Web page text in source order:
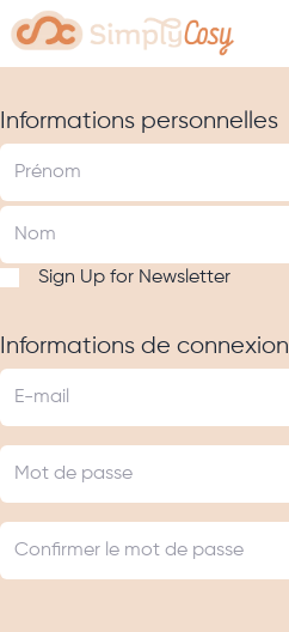
Skip to Content
Informations personnelles
Sign Up for Newsletter
Informations de connexion